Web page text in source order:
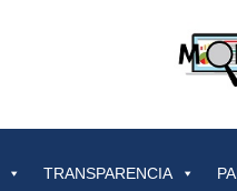
TRANSPARENCIA